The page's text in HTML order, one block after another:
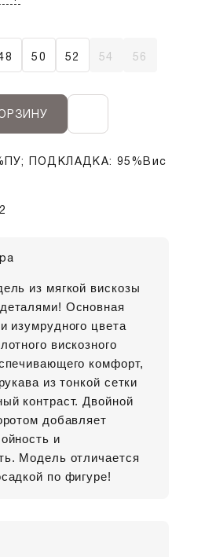
50 52 54 56
ПОДКЛАДКА: 95%Вис
из мягкой вискозы
Основная
изумрудного цвета
вискозного
комфорт,
из тонкой сетки
контраст. Двойной
добавляет
и
Модель отличается
по фигуре!